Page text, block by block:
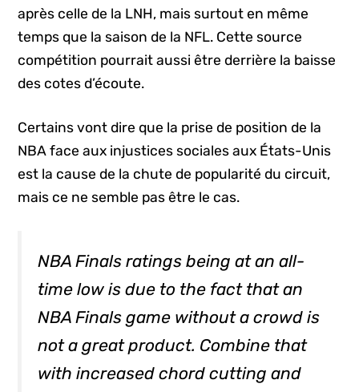
après celle de la LNH, mais surtout en même
temps que la saison de la NFL. Cette source
compétition pourrait aussi être derrière la baisse
des cotes d’écoute.
Certains vont dire que la prise de position de la
NBA face aux injustices sociales aux États-Unis
est la cause de la chute de popularité du circuit,
mais ce ne semble pas être le cas.
NBA Finals ratings being at an all-
time low is due to the fact that an
NBA Finals game without a crowd is
not a great product. Combine that
with increased chord cutting and